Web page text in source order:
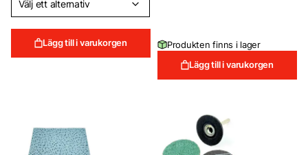
149 kr.99 kr.
Lägg till i varukorgen
Produkten finns i lager
Lägg till i varukorgen